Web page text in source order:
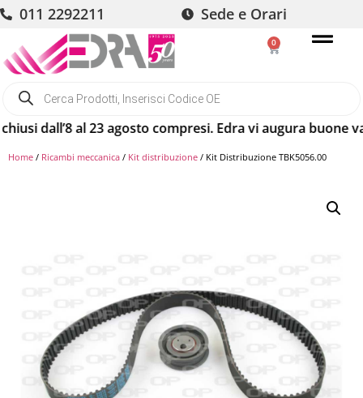
011 2292211 Sede e Orari
0
al 23 agosto compresi. Edra vi augura buone
Home / Ricambi meccanica / Kit distribuzione / Kit Distribuzione TBK5056.00